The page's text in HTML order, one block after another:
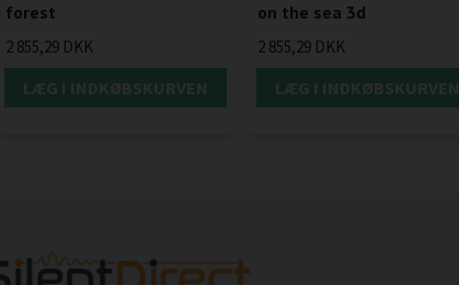
forest
2 855,29 DKK
LÆG I INDKØBSKURVEN
on the sea 3d
2 855,29 DKK
LÆG I INDKØBSKURVEN